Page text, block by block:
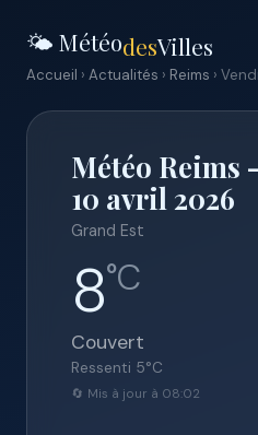
🌤️ MétéodesVilles
Accueil › Actualités › Reims ›
Météo Reims
10 avril 2026
Grand Est
8°C
Couvert
Ressenti 5°C
🔄 Mis à jour à 08:02